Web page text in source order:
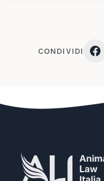
CONDIVIDI